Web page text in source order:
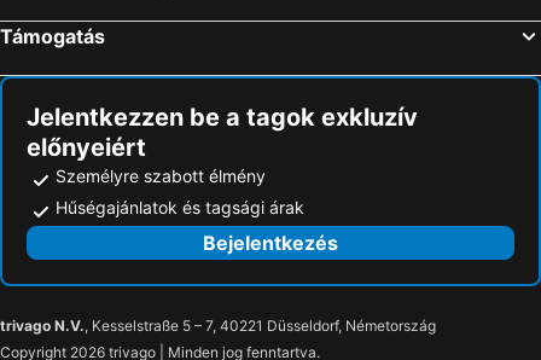
Támogatás
Jelentkezzen be a tagok exkluzív
előnyeiért
Személyre szabott élmény
Hűségajánlatok és tagsági árak
Bejelentkezés
trivago N.V., Kesselstraße 5 – 7, 40221 Düsseldorf, Németország
Copyright 2026 trivago | Minden jog fenntartva.